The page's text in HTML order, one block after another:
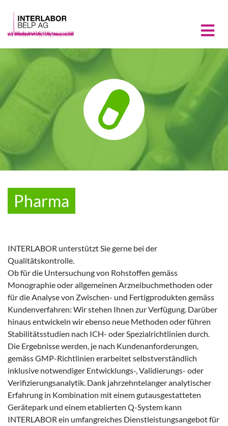
Pharma
INTERLABOR unterstützt Sie gerne bei der
Qualitätskontrolle.
Ob für die Untersuchung von Rohstoffen gemäss
Monographie oder allgemeinen Arzneibuchmethoden oder
für die Analyse von Zwischen- und Fertigprodukten gemäss
Kundenverfahren: Wir stehen Ihnen zur Verfügung. Darüber
hinaus entwickeln wir ebenso neue Methoden oder führen
Stabilitätsstudien nach ICH- oder Spezialrichtlinien durch.
Die Ergebnisse werden, je nach Kundenanforderungen,
gemäss GMP-Richtlinien erarbeitet selbstverständlich
inklusive notwendiger Entwicklungs-, Validierungs- oder
Verifizierungsanalytik. Dank jahrzehntelanger analytischer
Erfahrung in Kombination mit einem gutausgestatteten
Gerätepark und einem etablierten Q-System kann
INTERLABOR ein umfangreiches Dienstleistungsangebot für